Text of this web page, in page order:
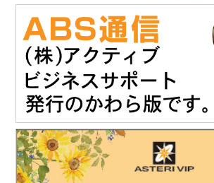
「建設技術フェア2025 in 中部」にご出展さ
開催日時：12月4日（木）10時～17時
12月5日（金）10時～16時
会場：ポートメッセなごや 第3展示館（名古
主催：建設技術フェアin中部運営委員会
詳細は建設技術フェア2025 in 中部HPをご覧
https://www.kgf-chubu.com
https://www.teikoku-eng.co.jp
「株式会社NDTアドヴァンス」様のお知らせ
精密超音波厚さ計『PM5 Gen3』の販売を開
https://www.ndtadvance.com/info/info-pm5-
2025.8.25